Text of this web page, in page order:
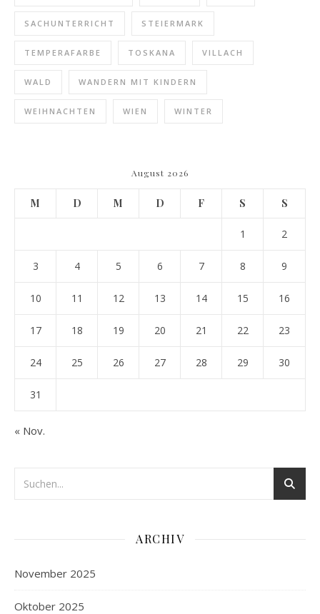
SACHUNTERRICHT STEIERMARK
TEMPERAFARBE TOSKANA VILLACH
WALD WANDERN MIT KINDERN
WEIHNACHTEN WIEN WINTER
August 2026
M D M D F S S
1 2
3 4 5 6 7 8 9
10 11 12 13 14 15 16
17 18 19 20 21 22 23
24 25 26 27 28 29 30
31
« Nov.
ARCHIV
November 2025
Oktober 2025